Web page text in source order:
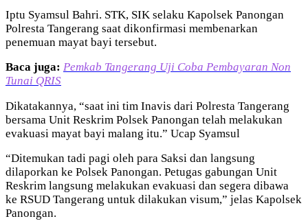
Iptu Syamsul Bahri. STK, SIK selaku Kapolsek Panongan
Polresta Tangerang saat dikonfirmasi membenarkan
penemuan mayat bayi tersebut.
Baca juga: Pemkab Tangerang Uji Coba Pembayaran Non
Tunai QRIS
Dikatakannya, “saat ini tim Inavis dari Polresta Tangerang
bersama Unit Reskrim Polsek Panongan telah melakukan
evakuasi mayat bayi malang itu.” Ucap Syamsul
“Ditemukan tadi pagi oleh para Saksi dan langsung
dilaporkan ke Polsek Panongan. Petugas gabungan Unit
Reskrim langsung melakukan evakuasi dan segera dibawa
ke RSUD Tangerang untuk dilakukan visum,” jelas Kapolsek
Panongan.